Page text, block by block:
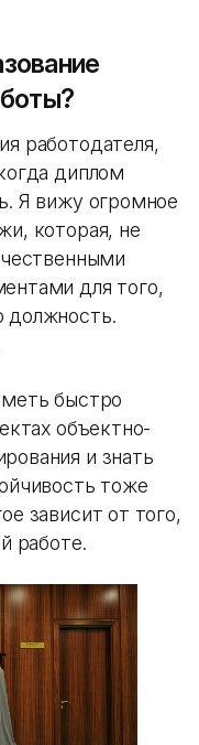
работодателя,
диплом
Я вижу огромное
которая, не
для того,
должность.
быстро
объектно-
и знать
тоже
зависит от того,
работе.